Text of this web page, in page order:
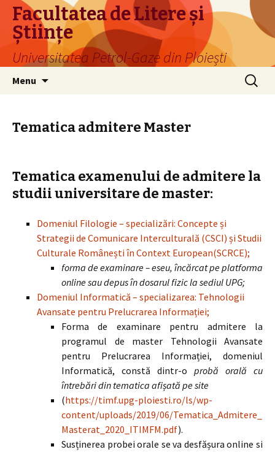
Facultatea de Litere și
Științe
Universitatea Petrol-Gaze din Ploiești
Menu
Search
for:
Tematica admitere Master
Tematica examenului de admitere la
studii universitare de master:
Domeniul Filologie – specializări: Concepte și
Strategii de Comunicare Interculturală (CSCI) și Studii
Culturale Românești în Context European(SCRCE);
forma de examinare – eseu, încărcat pe platforma
online sau depus în dosarul fizic la sediul UPG;
Domeniul Informatică – specializarea: Tehnologii
Avansate pentru Prelucrarea Informației;
Forma de examinare pentru admitere la
programul de master Tehnologii Avansate
pentru Prelucrarea Informației, domeniul
Informatică, constă dintr-o probă orală cu
întrebări din tematica afișată pe site
(https://timf.upg-ploiesti.ro/ls/wp-
content/uploads/2019/06/Tematica_Admitere_
Masterat_2020_ITIMFM.pdf).
Susținerea probei orale se va desfășura online si